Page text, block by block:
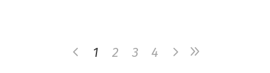
1 2 3 4